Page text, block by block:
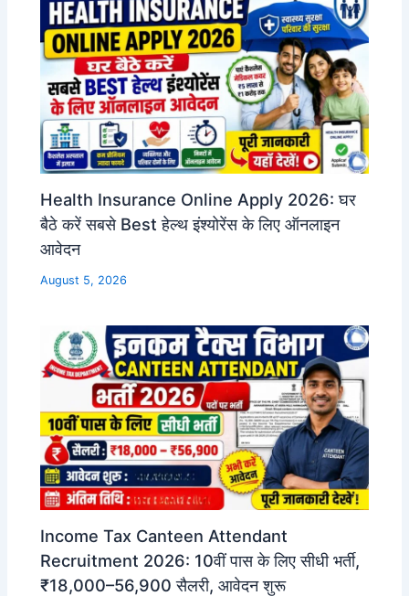
Health Insurance Online Apply 2026: घर
बैठे करें सबसे Best हेल्थ इंश्योरेंस के लिए ऑनलाइन
आवेदन
August 5, 2026
Income Tax Canteen Attendant
Recruitment 2026: 10वीं पास के लिए सीधी भर्ती,
₹18,000–56,900 सैलरी, आवेदन शुरू